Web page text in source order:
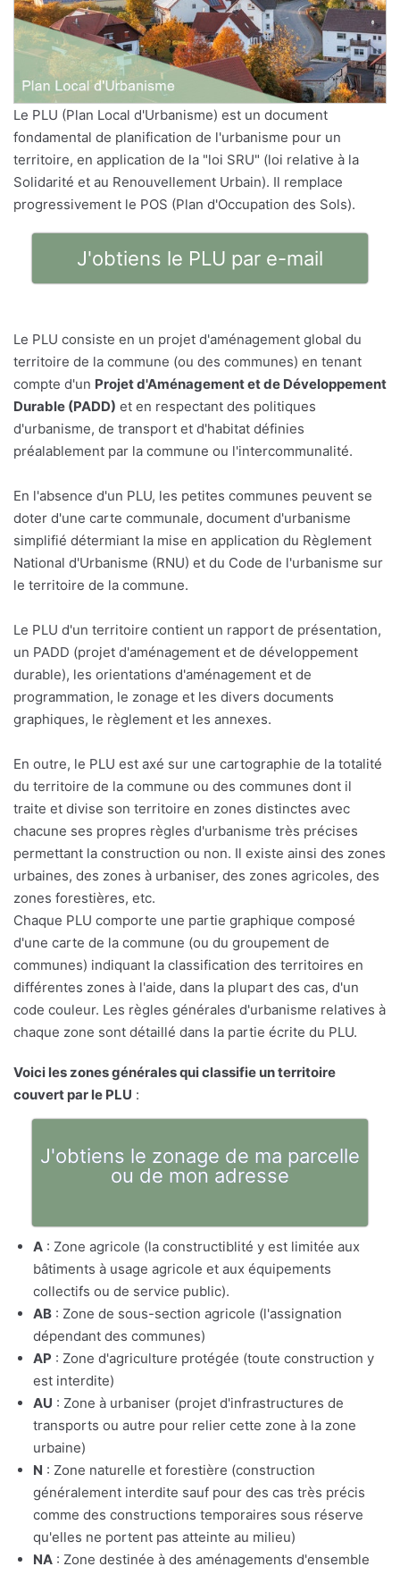
Le PLU (Plan Local d'Urbanisme) est un document
fondamental de planification de l'urbanisme pour un
territoire, en application de la "loi SRU" (loi relative à la
Solidarité et au Renouvellement Urbain). Il remplace
progressivement le POS (Plan d'Occupation des Sols).
J'obtiens le PLU par e-mail
Le PLU consiste en un projet d'aménagement global du
territoire de la commune (ou des communes) en tenant
compte d'un Projet d'Aménagement et de Développement
Durable (PADD) et en respectant des politiques
d'urbanisme, de transport et d'habitat définies
préalablement par la commune ou l'intercommunalité.
En l'absence d'un PLU, les petites communes peuvent se
doter d'une carte communale, document d'urbanisme
simplifié détermiant la mise en application du Règlement
National d'Urbanisme (RNU) et du Code de l'urbanisme sur
le territoire de la commune.
Le PLU d'un territoire contient un rapport de présentation,
un PADD (projet d'aménagement et de développement
durable), les orientations d'aménagement et de
programmation, le zonage et les divers documents
graphiques, le règlement et les annexes.
En outre, le PLU est axé sur une cartographie de la totalité
du territoire de la commune ou des communes dont il
traite et divise son territoire en zones distinctes avec
chacune ses propres règles d'urbanisme très précises
permettant la construction ou non. Il existe ainsi des zones
urbaines, des zones à urbaniser, des zones agricoles, des
zones forestières, etc.
Chaque PLU comporte une partie graphique composé
d'une carte de la commune (ou du groupement de
communes) indiquant la classification des territoires en
différentes zones à l'aide, dans la plupart des cas, d'un
code couleur. Les règles générales d'urbanisme relatives à
chaque zone sont détaillé dans la partie écrite du PLU.
Voici les zones générales qui classifie un territoire
couvert par le PLU :
J'obtiens le zonage de ma parcelle
ou de mon adresse
A : Zone agricole (la constructiblité y est limitée aux
bâtiments à usage agricole et aux équipements
collectifs ou de service public).
AB : Zone de sous-section agricole (l'assignation
dépendant des communes)
AP : Zone d'agriculture protégée (toute construction y
est interdite)
AU : Zone à urbaniser (projet d'infrastructures de
transports ou autre pour relier cette zone à la zone
urbaine)
N : Zone naturelle et forestière (construction
généralement interdite sauf pour des cas très précis
comme des constructions temporaires sous réserve
qu'elles ne portent pas atteinte au milieu)
NA : Zone destinée à des aménagements d'ensemble